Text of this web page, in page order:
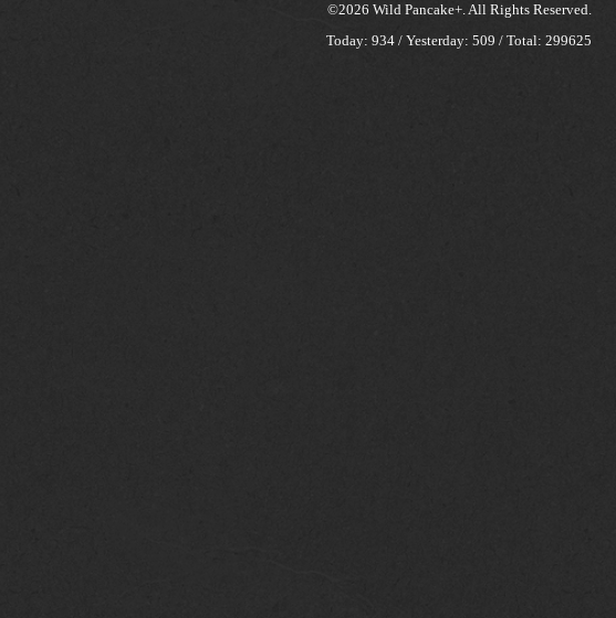
©2026 Wild Pancake+. All Rights Reserved.
Today: 934 / Yesterday: 509 / Total: 299625